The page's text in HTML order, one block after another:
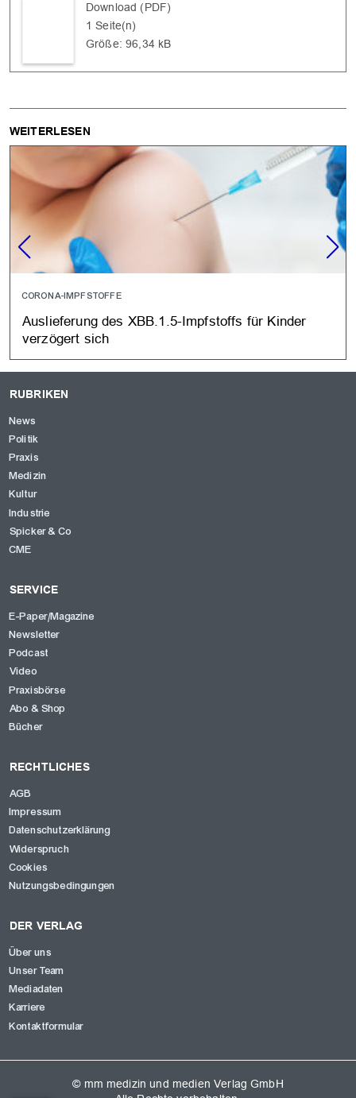
Download (PDF)
1 Seite(n)
Größe: 96,34 kB
WEITERLESEN
CORONA-IMPFSTOFFE
Auslieferung des XBB.1.5-Impfstoffs für Kinder
verzögert sich
RUBRIKEN
News
Politik
Praxis
Medizin
Kultur
Industrie
Spicker & Co
CME
SERVICE
E-Paper/Magazine
Newsletter
Podcast
Video
Praxisbörse
Abo & Shop
Bücher
RECHTLICHES
AGB
Impressum
Datenschutzerklärung
Widerspruch
Cookies
Nutzungsbedingungen
DER VERLAG
Über uns
Unser Team
Mediadaten
Karriere
Kontaktformular
© mm medizin und medien Verlag GmbH